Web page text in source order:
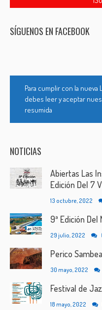
SÍGUENOS EN FACEBOOK
Para cumplir con la
debes leer y aceptar
resumida
NOTICIAS
Abiertas Las
Edición Del 7
13 octubre, 2022
9ª Edición
29 julio, 2022
Perico
30 mayo, 2022
Festival de
18 mayo, 2022